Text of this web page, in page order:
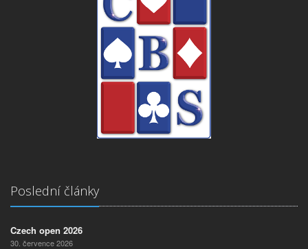
Poslední články
Czech open 2026
30. července 2026